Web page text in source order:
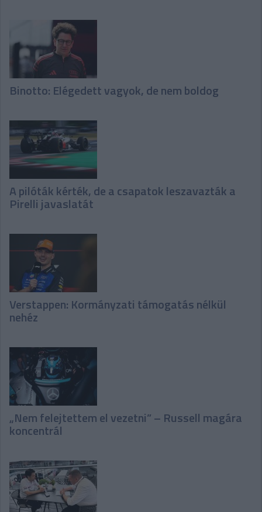
Binotto: Elégedett vagyok, de nem boldog
A pilóták kérték, de a csapatok leszavazták a
Pirelli javaslatát
Verstappen: Kormányzati támogatás nélkül
nehéz
„Nem felejtettem el vezetni” – Russell magára
koncentrál